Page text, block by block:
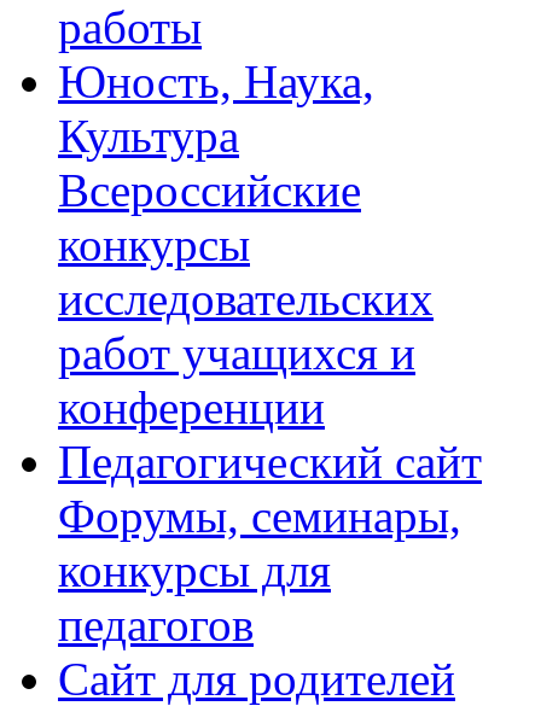
работы
Юность, Наука,
Культура
Всероссийские
конкурсы
исследовательских
работ учащихся и
конференции
Педагогический сайт
Форумы, семинары,
конкурсы для
педагогов
Сайт для родителей